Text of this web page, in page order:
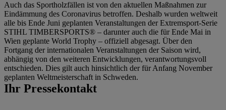
Auch das Sportholzfällen ist von den aktuellen Maßnahmen zur
Eindämmung des Coronavirus betroffen. Deshalb wurden weltweit
alle bis Ende Juni geplanten Veranstaltungen der Extremsport-Serie
STIHL TIMBERSPORTS® – darunter auch die für Ende Mai in
Wien geplante World Trophy – offiziell abgesagt. Über den
Fortgang der internationalen Veranstaltungen der Saison wird,
abhängig von den weiteren Entwicklungen, verantwortungsvoll
entschieden. Dies gilt auch hinsichtlich der für Anfang November
geplanten Weltmeisterschaft in Schweden.
Ihr Pressekontakt